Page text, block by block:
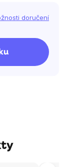
doručení